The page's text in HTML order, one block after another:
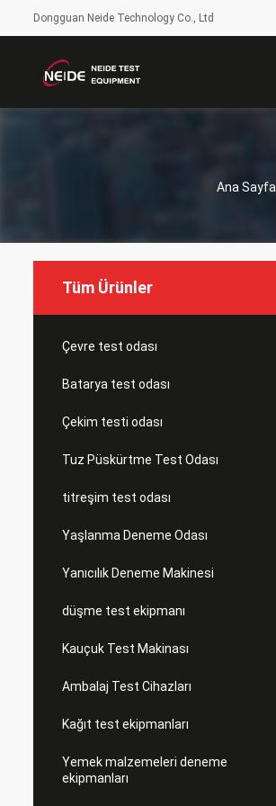
Dongguan Neide Technology Co., Ltd
Ana Sayfa
Tüm Ürünler
Çevre test odası
Batarya test odası
Çekim testi odası
Tuz Püskürtme Test Odası
titreşim test odası
Yaşlanma Deneme Odası
Yanıcılık Deneme Makinesi
düşme test ekipmanı
Kauçuk Test Makinası
Ambalaj Test Cihazları
Kağıt test ekipmanları
Yemek malzemeleri deneme
ekipmanları